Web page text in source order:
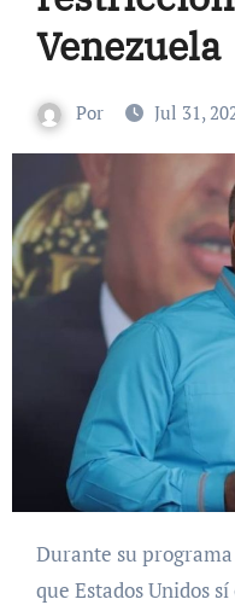
Venezuela
Por Jul 31,
Durante su programa Con el mazo dando, reiteró
que Estados Unidos